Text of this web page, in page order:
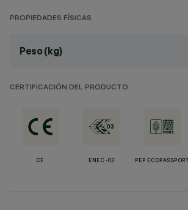
PROPIEDADES FÍSICAS
Peso (kg)
CERTIFICACIÓN DEL PRODUCTO
CE ENEC-03 PEP ECOPASSPORT